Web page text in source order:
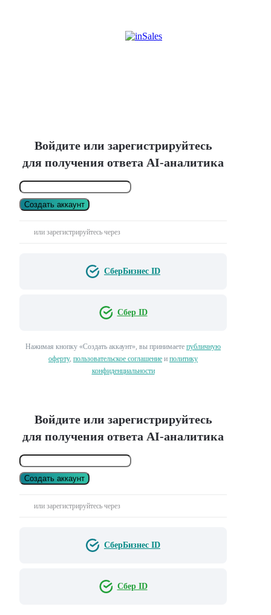
Войдите или зарегистрируйтесь
для получения ответа AI-аналитика
Создать аккаунт
или зарегистрируйтесь через
СберБизнес ID
Сбер ID
Нажимая кнопку «Создать аккаунт», вы принимаете публичную
оферту, пользовательское соглашение и политику
конфиденциальности
Войдите или зарегистрируйтесь
для получения ответа AI-аналитика
Создать аккаунт
или зарегистрируйтесь через
СберБизнес ID
Сбер ID